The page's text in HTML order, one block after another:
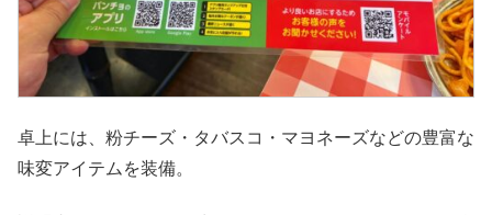
卓上には、粉チーズ・タバスコ・マヨネーズなどの豊富な
味変アイテムを装備。